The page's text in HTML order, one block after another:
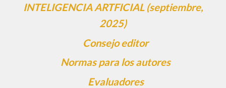
INTELIGENCIA ARTFICIAL (septiembre,
2025)
Consejo editor
Normas para los autores
Evaluadores